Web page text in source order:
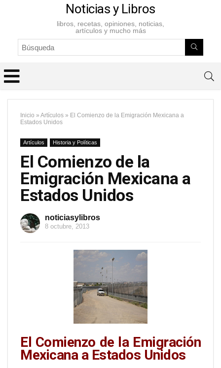
Noticias y Libros
libros, recetas, opiniones, noticias,
artículos y mucho más
Inicio » Artículos » El Comienzo de la Emigración Mexicana a
Estados Unidos
Artículos Historia y Políticas
El Comienzo de la
Emigración Mexicana a
Estados Unidos
noticiasylibros
8 octubre, 2013
El Comienzo de la Emigración
Mexicana a Estados Unidos